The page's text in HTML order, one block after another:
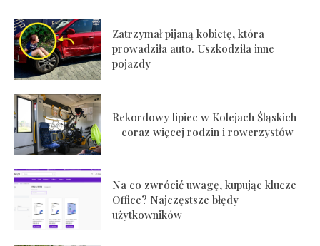
Zatrzymał pijaną kobietę, która
prowadziła auto. Uszkodziła inne
pojazdy
Rekordowy lipiec w Kolejach Śląskich
– coraz więcej rodzin i rowerzystów
Na co zwrócić uwagę, kupując klucze
Office? Najczęstsze błędy
użytkowników